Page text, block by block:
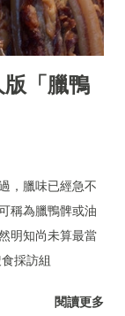
版「臘鴨
，臘味已經急不
稱為臘鴨髀或油
明知尚未算最當
採訪組
閱讀更多